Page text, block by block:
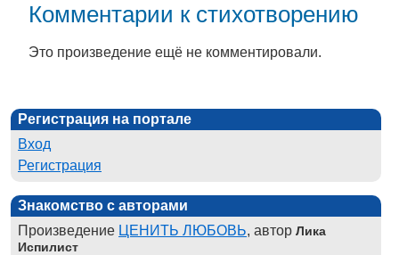
Комментарии к стихотворению
Это произведение ещё не комментировали.
Регистрация на портале
Вход
Регистрация
Знакомство с авторами
Произведение ЦЕНИТЬ ЛЮБОВЬ, автор Лика
Испилист